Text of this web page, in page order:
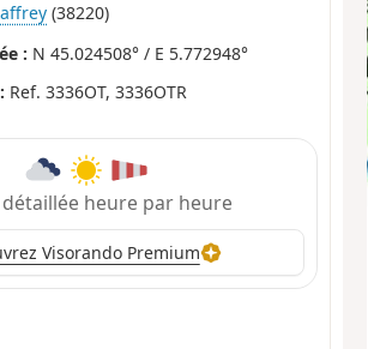
(38220)
: N 45.024508° / E 5.772948°
Ref. 3336OT, 3336OTR
heure par heure
Visorando Premium